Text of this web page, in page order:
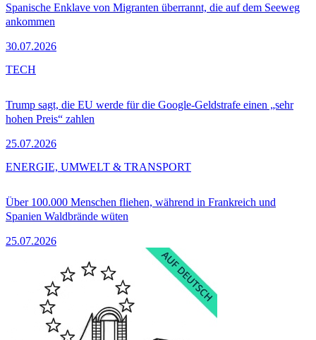
Spanische Enklave von Migranten überrannt, die auf dem Seeweg
ankommen
30.07.2026
Trump sagt, die EU werde für die Google-Geldstrafe einen „sehr
hohen Preis“ zahlen
25.07.2026
TECH
Über 100.000 Menschen fliehen, während in Frankreich und
Spanien Waldbrände wüten
25.07.2026
ENERGIE, UMWELT & TRANSPORT